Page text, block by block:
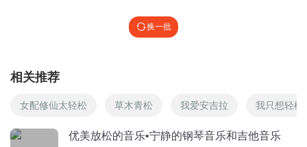
换一批
相关推荐
女配修仙太轻松 草木青松 我爱安吉拉 我只想轻松
优美放松的音乐•宁静的钢琴音乐和吉他音乐